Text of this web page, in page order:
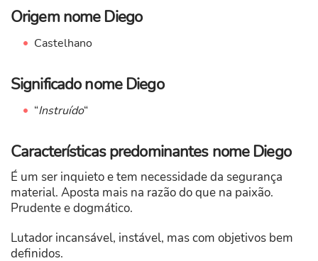
Origem nome Diego
Castelhano
Significado nome Diego
“Instruído“
Características predominantes nome Diego
É um ser inquieto e tem necessidade da segurança
material. Aposta mais na razão do que na paixão.
Prudente e dogmático.
Lutador incansável, instável, mas com objetivos bem
definidos.